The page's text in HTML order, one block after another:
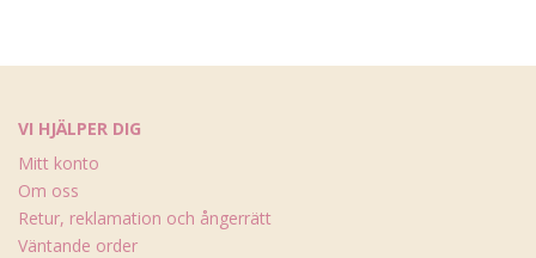
VI HJÄLPER DIG
Mitt konto
Om oss
Retur, reklamation och ångerrätt
Väntande order